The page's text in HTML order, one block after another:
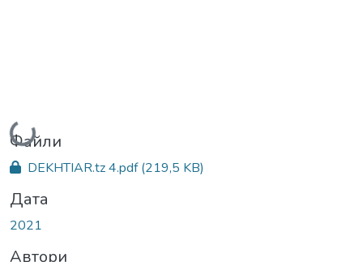
Вантажиться...
Файли
DEKHTIAR.tz 4.pdf(219,5 KB)
Дата
2021
Автори